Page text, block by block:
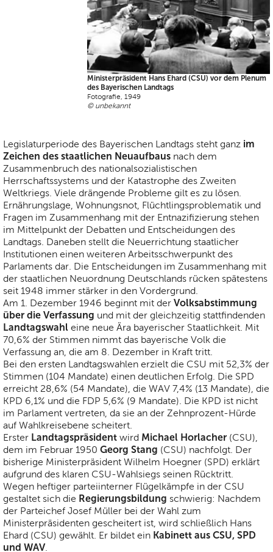
Ministerpräsident Hans Ehard (CSU) vor dem Plenum
des Bayerischen Landtags
Fotografie, 1949
© unbekannt
Legislaturperiode des Bayerischen Landtags steht ganz im
Zeichen des staatlichen Neuaufbaus nach dem
Zusammenbruch des nationalsozialistischen
Herrschaftssystems und der Katastrophe des Zweiten
Weltkriegs. Viele drängende Probleme gilt es zu lösen.
Ernährungslage, Wohnungsnot, Flüchtlingsproblematik und
Fragen im Zusammenhang mit der Entnazifizierung stehen
im Mittelpunkt der Debatten und Entscheidungen des
Landtags. Daneben stellt die Neuerrichtung staatlicher
Institutionen einen weiteren Arbeitsschwerpunkt des
Parlaments dar. Die Entscheidungen im Zusammenhang mit
der staatlichen Neuordnung Deutschlands rücken spätestens
seit 1948 immer stärker in den Vordergrund.
Am 1. Dezember 1946 beginnt mit der Volksabstimmung
über die Verfassung und mit der gleichzeitig stattfindenden
Landtagswahl eine neue Ära bayerischer Staatlichkeit. Mit
70,6% der Stimmen nimmt das bayerische Volk die
Verfassung an, die am 8. Dezember in Kraft tritt.
Bei den ersten Landtagswahlen erzielt die CSU mit 52,3% der
Stimmen (104 Mandate) einen deutlichen Erfolg. Die SPD
erreicht 28,6% (54 Mandate), die WAV 7,4% (13 Mandate), die
KPD 6,1% und die FDP 5,6% (9 Mandate). Die KPD ist nicht
im Parlament vertreten, da sie an der Zehnprozent-Hürde
auf Wahlkreisebene scheitert.
Erster Landtagspräsident wird Michael Horlacher (CSU),
dem im Februar 1950 Georg Stang (CSU) nachfolgt. Der
bisherige Ministerpräsident Wilhelm Hoegner (SPD) erklärt
aufgrund des klaren CSU-Wahlsiegs seinen Rücktritt.
Wegen heftiger parteiinterner Flügelkämpfe in der CSU
gestaltet sich die Regierungsbildung schwierig: Nachdem
der Parteichef Josef Müller bei der Wahl zum
Ministerpräsidenten gescheitert ist, wird schließlich Hans
Ehard (CSU) gewählt. Er bildet ein Kabinett aus CSU, SPD
und WAV.